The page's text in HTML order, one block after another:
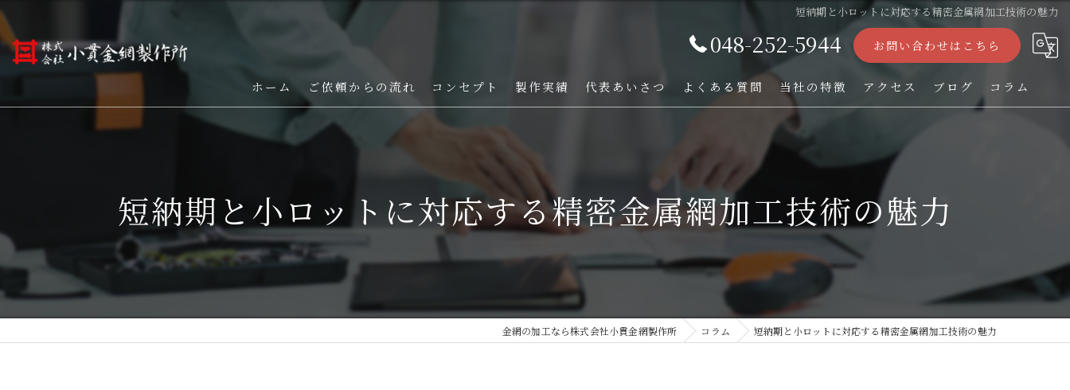
短納期と小ロットに対応する精密金属網加工技術の魅力
048-252-5944 お問い合わせはこちら
ホーム ご依頼からの流れ コンセプト 製作実績 代表あいさつ よくある質問 当社の特徴
ストレーナー
パンチング加工
オーダー
TIG溶接
アクセス ブログ コラム
短納期と小ロットに対応する精密金属網加工技術の魅力
金網の加工なら株式会社小貫金網製作所 コラム 短納期と小ロットに対応する精密金属網加工技術の魅力